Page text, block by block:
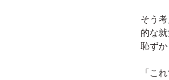
そう
的な
恥ず
「こ